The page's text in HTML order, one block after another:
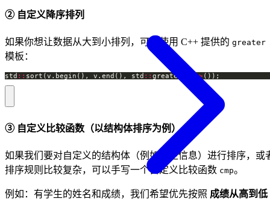
② 自定义降序排列
如果你想让数据从大到小排列，可以使用 C++ 提供的 greater
模板：
std :: sort(v.begin(), v.end(), std :: greater int>());
③ 自定义比较函数（以结构体排序为例）
如果我们要对自定义的结构体（例如学生信息）进行排序，或
排序规则比较复杂，可以手写一个自定义比较函数 cmp。
例如：有学生的姓名和成绩，我们希望优先按照 成绩从高到低